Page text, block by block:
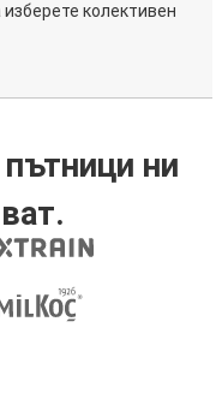
колективен
ни